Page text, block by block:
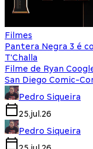
Filmes
Pantera Negra 3 é
T'Challa
Filme de Ryan
San Diego Comic-
Pedro Siqueira
25.jul.26
Pedro Siqueira